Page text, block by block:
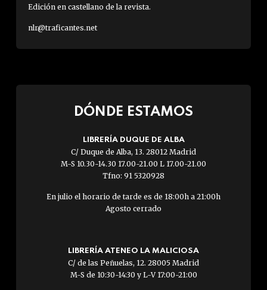
Edición en castellano de la revista.
nlr@traficantes.net
DÓNDE ESTAMOS
LIBRERÍA DUQUE DE ALBA
C/ Duque de Alba, 13. 28012 Madrid
M-S 10.30-14.30 17.00-21.00 L 17.00-21.00
Tfno: 91 5320928
En julio el horario de tarde es de 18:00h a 21:00h
Agosto cerrado
LIBRERÍA ATENEO LA MALICIOSA
C/ de las Peñuelas, 12. 28005 Madrid
M-S de 10:30-14:30 y L-V 17:00-21:00